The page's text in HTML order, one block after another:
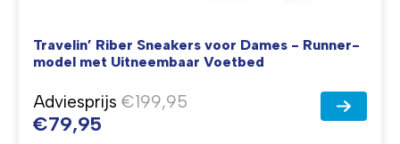
Travelin’ Riber Sneakers voor Dames - Runner-
model met Uitneembaar Voetbed
Adviesprijs €199,95
€79,95